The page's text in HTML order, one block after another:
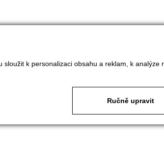
k personalizaci obsahu a reklam, k
Ručně upravit